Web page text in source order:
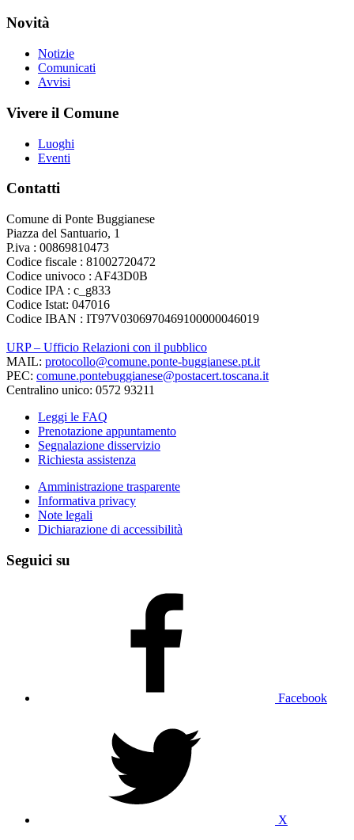
Novità
Notizie
Comunicati
Avvisi
Vivere il Comune
Luoghi
Eventi
Contatti
Comune di Ponte Buggianese
Piazza del Santuario, 1
P.iva : 00869810473
Codice fiscale : 81002720472
Codice univoco : AF43D0B
Codice IPA : c_g833
Codice Istat: 047016
Codice IBAN : IT97V0306970469100000046019
URP – Ufficio Relazioni con il pubblico
MAIL: protocollo@comune.ponte-buggianese.pt.it
PEC: comune.pontebuggianese@postacert.toscana.it
Centralino unico: 0572 93211
Leggi le FAQ
Prenotazione appuntamento
Segnalazione disservizio
Richiesta assistenza
Amministrazione trasparente
Informativa privacy
Note legali
Dichiarazione di accessibilità
Seguici su
Facebook
X